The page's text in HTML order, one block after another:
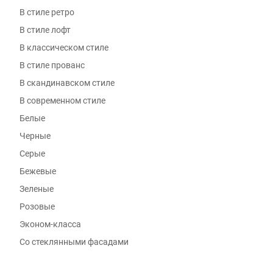
В стиле ретро
В стиле лофт
В классическом стиле
В стиле прованс
В скандинавском стиле
В современном стиле
Белые
Черные
Серые
Бежевые
Зеленые
Розовые
Эконом-класса
Со стеклянными фасадами